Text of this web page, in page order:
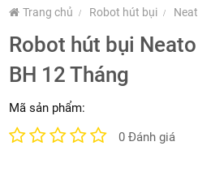
Trang chủ Robot hút bụi
Robot hút bụi
BH 12 Tháng
Mã sản phẩm:
0 Đánh giá